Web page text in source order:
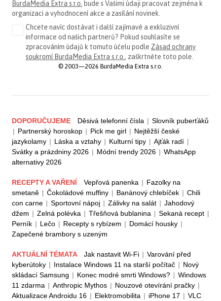
BurdaMedia Extra s.r.o. bude s Vašimi údaji pracovat zejména k
organizaci a vyhodnocení akce a zasílání novinek.
Chcete navíc dostávat i další zajímavé a exkluzivní
informace od našich partnerů? Pokud souhlasíte se
zpracováním údajů k tomuto účelu podle Zásad ochrany
soukromí BurdaMedia Extra s.r.o. , zaškrtněte toto pole.
© 2003—2026 BurdaMedia Extra s.r.o.
DOPORUČUJEME Děsivá telefonní čísla | Slovník puberťáků
| Partnerský horoskop | Pick me girl | Nejtěžší české
jazykolamy | Láska a vztahy | Kulturní tipy | Ajťák radí |
Svátky a prázdniny 2026 | Módní trendy 2026 | WhatsApp
alternativy 2026
RECEPTY A VAŘENÍ Vepřová panenka | Fazolky na
smetaně | Čokoládové muffiny | Banánový chlebíček | Chili
con carne | Sportovní nápoj | Zálivky na salát | Jahodový
džem | Zelná polévka | Třešňová bublanina | Sekaná recept |
Perník | Lečo | Recepty s rybízem | Domácí housky |
Zapečené brambory s uzeným
AKTUÁLNÍ TÉMATA Jak nastavit Wi-Fi | Varování před
kyberútoky | Instalace Windows 11 na starší počítač | Nový
skládací Samsung | Konec modré smrti Windows? | Windows
11 zdarma | Anthropic Mythos | Nouzové otevírání pračky |
Aktualizace Androidu 16 | Elektromobilita | iPhone 17 | VLC